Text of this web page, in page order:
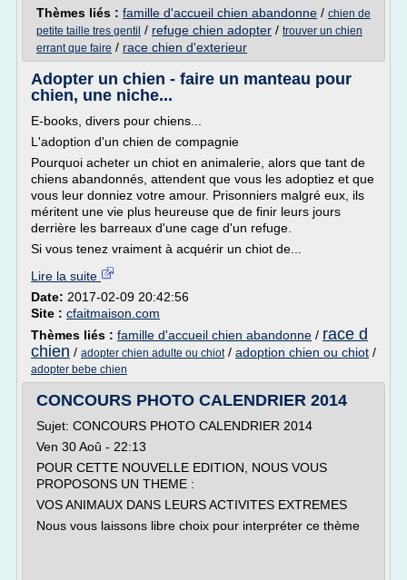
Thèmes liés : famille d'accueil chien abandonne / chien de
petite taille tres gentil / refuge chien adopter / trouver un chien
errant que faire / race chien d'exterieur
Adopter un chien - faire un manteau pour
chien, une niche...
E-books, divers pour chiens...
L'adoption d'un chien de compagnie
Pourquoi acheter un chiot en animalerie, alors que tant de
chiens abandonnés, attendent que vous les adoptiez et que
vous leur donniez votre amour. Prisonniers malgré eux, ils
méritent une vie plus heureuse que de finir leurs jours
derrière les barreaux d'une cage d'un refuge.
Si vous tenez vraiment à acquérir un chiot de...
Lire la suite
Date: 2017-02-09 20:42:56
Site : cfaitmaison.com
Thèmes liés : famille d'accueil chien abandonne / race d
chien / adopter chien adulte ou chiot/ adoption chien ou chiot /
adopter bebe chien
CONCOURS PHOTO CALENDRIER 2014
Sujet: CONCOURS PHOTO CALENDRIER 2014
Ven 30 Aoû - 22:13
POUR CETTE NOUVELLE EDITION, NOUS VOUS
PROPOSONS UN THEME :
VOS ANIMAUX DANS LEURS ACTIVITES EXTREMES
Nous vous laissons libre choix pour interpréter ce thème